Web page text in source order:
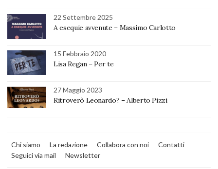
22 Settembre 2025
A esequie avvenute – Massimo Carlotto
15 Febbraio 2020
Lisa Regan – Per te
27 Maggio 2023
Ritroverò Leonardo? – Alberto Pizzi
Chi siamo La redazione Collabora con noi
Contatti
Seguici via mail
Newsletter